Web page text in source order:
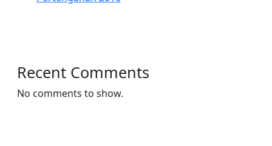
Recent Comments
No comments to show.